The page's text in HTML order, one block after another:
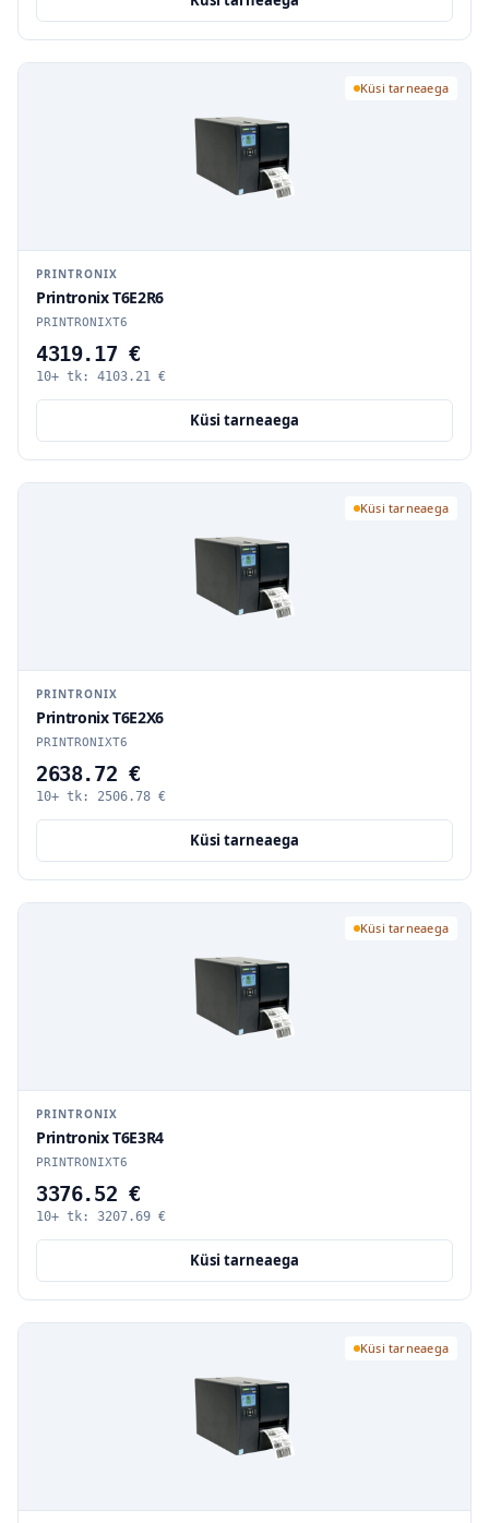
Küsi tarneaega
PRINTRONIX
Printronix T6E2R6
PRINTRONIXT6
4319.17 €
10+ tk: 4103.21 €
Küsi tarneaega
Küsi tarneaega
PRINTRONIX
Printronix T6E2X6
PRINTRONIXT6
2638.72 €
10+ tk: 2506.78 €
Küsi tarneaega
Küsi tarneaega
PRINTRONIX
Printronix T6E3R4
PRINTRONIXT6
3376.52 €
10+ tk: 3207.69 €
Küsi tarneaega
Küsi tarneaega